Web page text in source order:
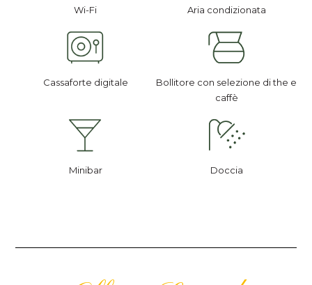
Wi-Fi Aria condizionata
Cassaforte digitale
Bollitore con selezione di the e
caffè
Minibar Doccia